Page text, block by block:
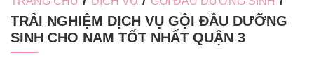
TRẢI NGHIỆM DỊCH VỤ GỘI ĐẦU DƯỠNG
SINH CHO NAM TỐT NHẤT QUẬN 3